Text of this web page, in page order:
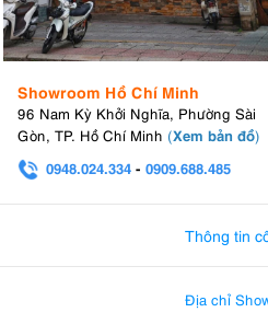
Showroom Hồ Chí Minh
96 Nam Kỳ Khởi Nghĩa, Phường Sài
Gòn, TP. Hồ Chí Minh (Xem bản đồ)
0948.024.334 - 0909.688.485
Thông tin
Địa chỉ